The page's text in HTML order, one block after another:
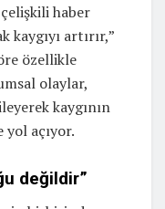
haber
kaygıyı artırır,”
özellikle
olaylar,
kaygının
açıyor.
değildir”